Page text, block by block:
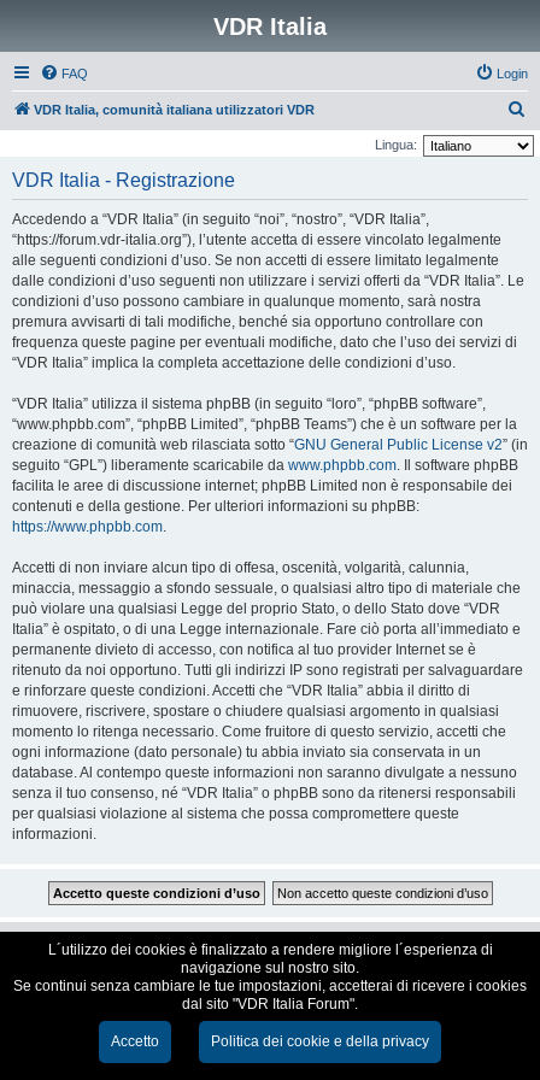
VDR Italia
FAQ Login
VDR Italia, comunità italiana utilizzatori VDR
e
Lingua:
VDR Italia - Registrazione
Accedendo a “VDR Italia” (in seguito “noi”, “nostro”, “VDR Italia”,
“https://forum.vdr-italia.org”), l’utente accetta di essere vincolato legalmente
alle seguenti condizioni d’uso. Se non accetti di essere limitato legalmente
dalle condizioni d’uso seguenti non utilizzare i servizi offerti da “VDR Italia”. Le
condizioni d’uso possono cambiare in qualunque momento, sarà nostra
premura avvisarti di tali modifiche, benché sia opportuno controllare con
frequenza queste pagine per eventuali modifiche, dato che l’uso dei servizi di
“VDR Italia” implica la completa accettazione delle condizioni d’uso.
“VDR Italia” utilizza il sistema phpBB (in seguito “loro”, “phpBB software”,
“www.phpbb.com”, “phpBB Limited”, “phpBB Teams”) che è un software per la
creazione di comunità web rilasciata sotto “GNU General Public License v2” (in
seguito “GPL”) liberamente scaricabile da www.phpbb.com. Il software phpBB
facilita le aree di discussione internet; phpBB Limited non è responsabile dei
contenuti e della gestione. Per ulteriori informazioni su phpBB:
https://www.phpbb.com.
Accetti di non inviare alcun tipo di offesa, oscenità, volgarità, calunnia,
minaccia, messaggio a sfondo sessuale, o qualsiasi altro tipo di materiale che
può violare una qualsiasi Legge del proprio Stato, o dello Stato dove “VDR
Italia” è ospitato, o di una Legge internazionale. Fare ciò porta all’immediato e
permanente divieto di accesso, con notifica al tuo provider Internet se è
ritenuto da noi opportuno. Tutti gli indirizzi IP sono registrati per salvaguardare
e rinforzare queste condizioni. Accetti che “VDR Italia” abbia il diritto di
rimuovere, riscrivere, spostare o chiudere qualsiasi argomento in qualsiasi
momento lo ritenga necessario. Come fruitore di questo servizio, accetti che
ogni informazione (dato personale) tu abbia inviato sia conservata in un
database. Al contempo queste informazioni non saranno divulgate a nessuno
senza il tuo consenso, né “VDR Italia” o phpBB sono da ritenersi responsabili
per qualsiasi violazione al sistema che possa compromettere queste
informazioni.
VDR Italia, comunità italiana utilizzatori VDR
Creato daphpBB® Forum Software © phpBB Limited
Traduzione ItalianaphpBB-Italia.it
L´utilizzo dei cookies è finalizzato a rendere migliore l´esperienza di
navigazione sul nostro sito.
Se continui senza cambiare le tue impostazioni, accetterai di ricevere i cookies
dal sito "VDR Italia Forum".
Accetto Politica dei cookie e della privacy